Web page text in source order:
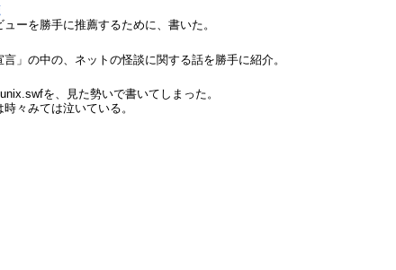
ーを勝手に推薦するために、書いた。
」の中の、ネットの怪談に関する話を勝手に紹介。
を、見た勢いで書いてしまった。
々みては泣いている。